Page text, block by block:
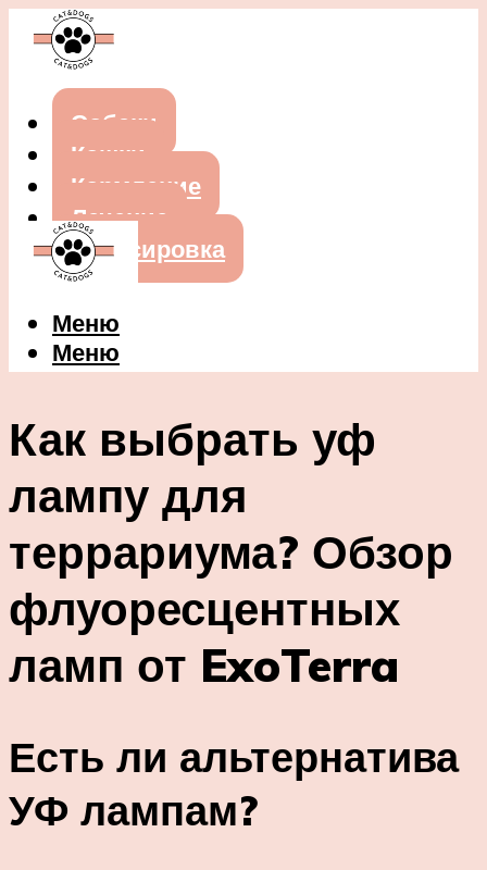
Собаки
Кошки
Кормление
Лечение
Дрессировка
Меню
Меню
Как выбрать уф
лампу для
террариума? Обзор
флуоресцентных
ламп от ExoTerra
Есть ли альтернатива
УФ лампам?